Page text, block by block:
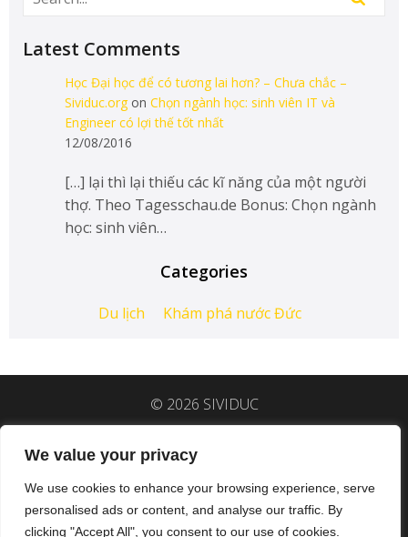
We value your privacy
We use cookies to enhance your browsing experience, serve
personalised ads or content, and analyse our traffic. By
clicking "Accept All", you consent to our use of cookies.
Latest Comments
Học Đại học để có tương lai hơn? – Chưa chắc –
Sividuc.orgon Chọn ngành học: sinh viên IT và
Engineer có lợi thế tốt nhất
12/08/2016
[…] lại thì lại thiếu các kĩ năng của một người
thợ. Theo Tagesschau.de Bonus: Chọn ngành
học: sinh viên…
Categories
Du lịch Khám phá nước Đức
© 2026 SIVIDUC
fb.sividuc.org/|ig.sividuc.org/|
linkedin.sividuc.org/|tiktok.sividuc.org/